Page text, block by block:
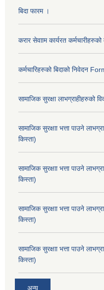
बिदा फारम ।
करार सेवााम कार्यरत
कर्मचारिहरुको बिदाको निवेदन
सामाजिक सुरक्षा लाभग्राहीहरुको
सामाजिक सुरक्षाा भत्ता पाउने
किस्ता)
सामाजिक सुरक्षाा भत्ता पाउने
किस्ता)
सामाजिक सुरक्षाा भत्ता पाउने
किस्ता)
सामाजिक सुरक्षाा भत्ता पाउने
किस्ता)
अन्य